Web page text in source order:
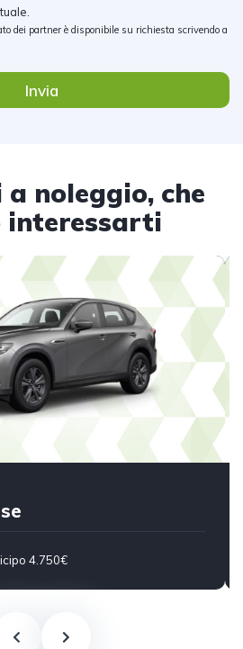
dei partner è disponibile su richiesta scrivendo a
Invia
noleggio, che
interessarti
4.750€